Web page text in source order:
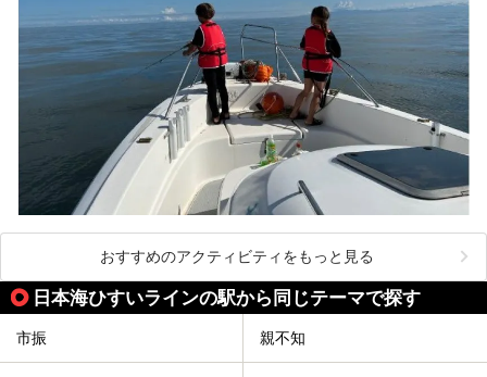
おすすめのアクティビティをもっと見る
日本海ひすいラインの駅から同じテーマで探す
市振 親不知